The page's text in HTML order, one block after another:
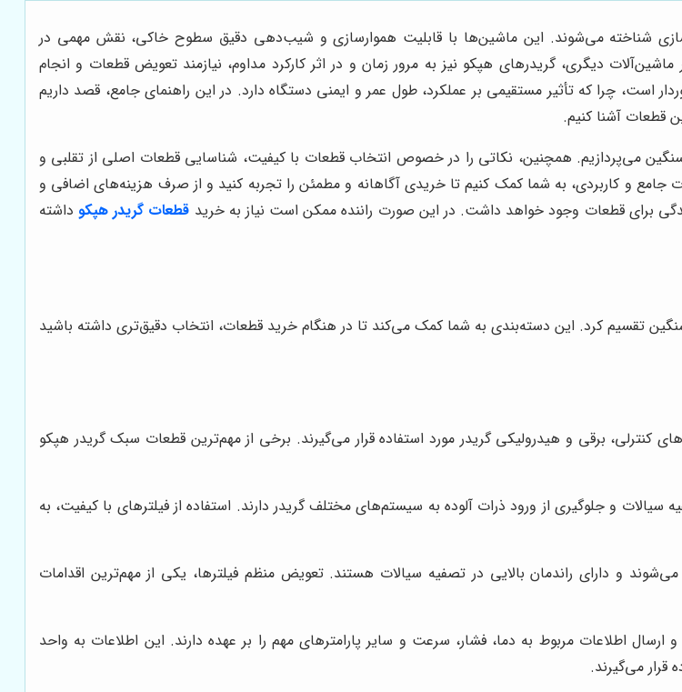
شناخته می‌شوند. این ماشین‌ها با قابلیت هموارسازی و شیب‌دهی دقیق سطوح خاکی، نقش مهمی در
دیگری، گریدرهای هپکو نیز به مرور زمان و در اثر کارکرد مداوم، نیازمند تعویض قطعات و انجام
است، چرا که تأثیر مستقیمی بر عملکرد، طول عمر و ایمنی دستگاه دارد. در این راهنمای جامع، قصد داریم
قطعات آشنا کنیم.
می‌پردازیم. همچنین، نکاتی را در خصوص انتخاب قطعات با کیفیت، شناسایی قطعات اصلی از تقلبی و
جامع و کاربردی، به شما کمک کنیم تا خریدی آگاهانه و مطمئن را تجربه کنید و از صرف هزینه‌های اضافی و
برای قطعات وجود خواهد داشت. در این صورت راننده ممکن است نیاز به خرید قطعات گریدر هپکوداشته
تقسیم کرد. این دسته‌بندی به شما کمک می‌کند تا در هنگام خرید قطعات، انتخاب دقیق‌تری داشته باشید
برقی و هیدرولیکی گریدر مورد استفاده قرار می‌گیرند. برخی از مهم‌ترین قطعات سبک گریدر هپکو
و جلوگیری از ورود ذرات آلوده به سیستم‌های مختلف گریدر دارند. استفاده از فیلترهای با کیفیت، به
و دارای راندمان بالایی در تصفیه سیالات هستند. تعویض منظم فیلترها، یکی از مهم‌ترین اقدامات
اطلاعات مربوط به دما، فشار، سرعت و سایر پارامترهای مهم را بر عهده دارند. این اطلاعات به واحد